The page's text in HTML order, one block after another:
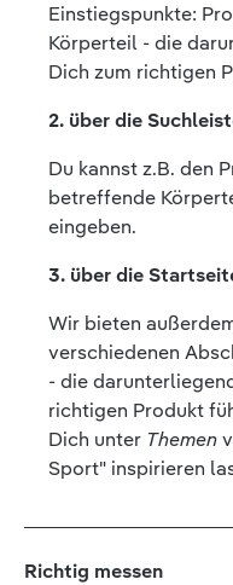
Einstiegspunkte:
Körperteil - die
Dich zum richtigen
2. über die
Du kannst z.B. den
betreffende
eingeben.
3. über die
Wir bieten
verschiedenen
- die
richtigen Produkt
Dich unter Themen
Sport" inspirieren
Richtig messen